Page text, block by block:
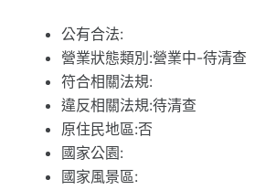
公有合法:
營業狀態類別:營業中-待清查
符合相關法規:
違反相關法規:待清查
原住民地區:否
國家公園:
國家風景區: